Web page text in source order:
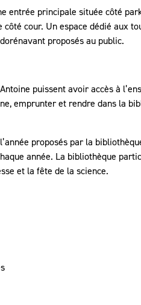
entrée principale située côté
cour. Un espace dédié aux
proposés au public.
puissent avoir accès à
emprunter et rendre dans la
proposés par la
année. La bibliothèque
et la fête de la science.